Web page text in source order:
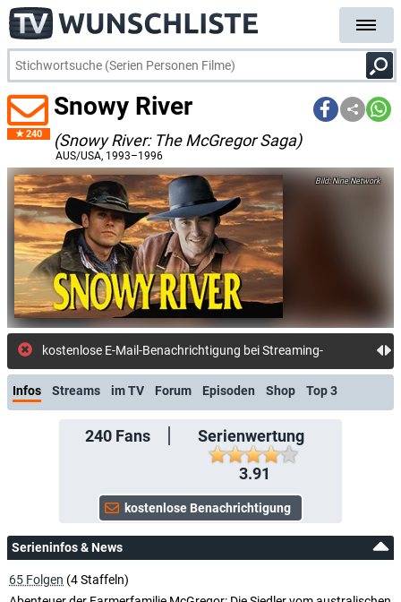
240
Snowy River
(Snowy River: The McGregor Saga)
AUS/USA, 1993–1996
Nine Network
Infos Streams im TV Forum Episoden Shop Top 3
240Fans
Serienwertung
3.91
Serieninfos & News
65 Folgen (4 Staffeln)